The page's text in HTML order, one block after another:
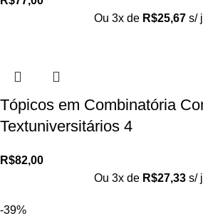
Ou 3x de R$25,67 s/
Tópicos em Combinatória
Textuniversitários 4
R$82,00
Ou 3x de R$27,33 s/
-39%